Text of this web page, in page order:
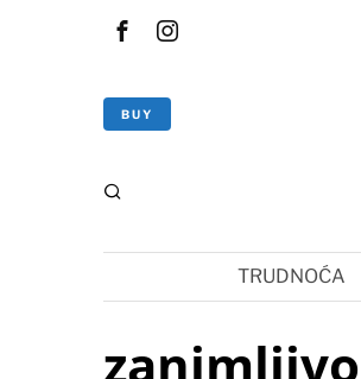
BUY
TRUDNOĆA